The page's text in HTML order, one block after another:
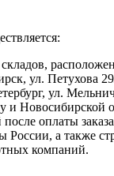
ул. Петухова
ул.
и Новосибирской
оплаты
России, а также
компаний.